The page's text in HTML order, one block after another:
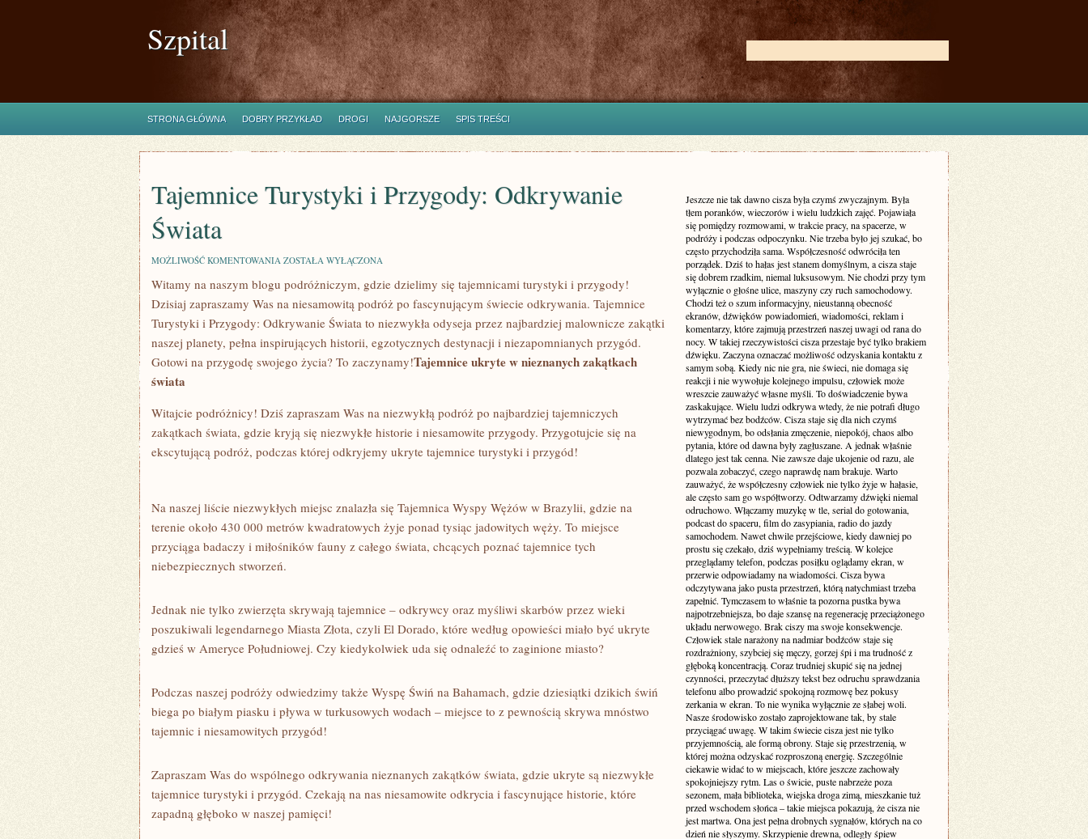
Szpital
STRONA GŁÓWNA DOBRY PRZYKŁAD DROGI NAJGORSZE SPIS TREŚCI
Tajemnice Turystyki i Przygody: Odkrywanie
Świata
MOŻLIWOŚĆ KOMENTOWANIA TAJEMNICE
I
ODKRYWANIE
ŚWIATA
ZOSTAŁA WYŁĄCZONA
Witamy ⁢na naszym blogu podróżniczym, gdzie dzielimy się tajemnicami⁤ turystyki i ​przygody!
Dzisiaj zapraszamy‌ Was na niesamowitą podróż po ⁣fascynującym świecie odkrywania. Tajemnice
Turystyki⁢ i Przygody: Odkrywanie Świata ​to​ niezwykła odyseja przez najbardziej malownicze zakątki
naszej​ planety, pełna inspirujących historii, egzotycznych destynacji i⁤ niezapomnianych⁢ przygód.‌
Gotowi na przygodę swojego życia? ‌To zaczynamy!Tajemnice ukryte w nieznanych zakątkach⁣
świata
Witajcie podróżnicy! Dziś zapraszam Was na⁣ niezwykłą podróż po najbardziej⁤ tajemniczych
zakątkach świata, gdzie kryją się niezwykłe historie i niesamowite⁣ przygody. Przygotujcie się⁣ na
ekscytującą podróż, podczas której odkryjemy ukryte tajemnice turystyki i przygód!
Na ⁣naszej‌ liście ⁣niezwykłych miejsc znalazła się Tajemnica Wyspy Wężów ‌w ‍Brazylii, gdzie na
terenie⁢ około 430 000 metrów ⁣kwadratowych żyje⁤ ponad tysiąc jadowitych ‍węży. To miejsce
przyciąga badaczy i ⁤miłośników ⁢fauny z całego świata, chcących poznać tajemnice tych
niebezpiecznych stworzeń.
Jednak nie⁣ tylko zwierzęta ‍skrywają‍ tajemnice – ​odkrywcy​ oraz myśliwi skarbów⁣ przez wieki
poszukiwali legendarnego Miasta‍ Złota, czyli ⁣El Dorado,​ które według opowieści‍ miało⁣ być ukryte
gdzieś w Ameryce⁢ Południowej.​ Czy kiedykolwiek uda ⁣się⁤ odnaleźć to zaginione⁣ miasto?
Podczas naszej podróży odwiedzimy także Wyspę Świń⁣ na Bahamach, ⁣gdzie ⁤dziesiątki dzikich świń
biega po białym piasku i pływa w turkusowych wodach – miejsce to z pewnością skrywa⁢ mnóstwo
tajemnic i niesamowitych⁤ przygód!
Zapraszam Was do⁢ wspólnego odkrywania nieznanych zakątków świata, ​gdzie ukryte​ są niezwykłe
‍tajemnice turystyki i⁤ przygód.⁣ Czekają na⁣ nas​ niesamowite odkrycia i fascynujące historie, które
⁢zapadną głęboko w naszej pamięci!
Jeszcze nie tak dawno cisza była czymś zwyczajnym. Była
tłem poranków, wieczorów i wielu ludzkich zajęć. Pojawiała
się pomiędzy rozmowami, w trakcie pracy, na spacerze, w
podróży i podczas odpoczynku. Nie trzeba było jej szukać, bo
często przychodziła sama. Współczesność odwróciła ten
porządek. Dziś to hałas jest stanem domyślnym, a cisza staje
się dobrem rzadkim, niemal luksusowym. Nie chodzi przy tym
wyłącznie o głośne ulice, maszyny czy ruch samochodowy.
Chodzi też o szum informacyjny, nieustanną obecność
ekranów, dźwięków powiadomień, wiadomości, reklam i
komentarzy, które zajmują przestrzeń naszej uwagi od rana do
nocy. W takiej rzeczywistości cisza przestaje być tylko brakiem
dźwięku. Zaczyna oznaczać możliwość odzyskania kontaktu z
samym sobą. Kiedy nic nie gra, nie świeci, nie domaga się
reakcji i nie wywołuje kolejnego impulsu, człowiek może
wreszcie zauważyć własne myśli. To doświadczenie bywa
zaskakujące. Wielu ludzi odkrywa wtedy, że nie potrafi długo
wytrzymać bez bodźców. Cisza staje się dla nich czymś
niewygodnym, bo odsłania zmęczenie, niepokój, chaos albo
pytania, które od dawna były zagłuszane. A jednak właśnie
dlatego jest tak cenna. Nie zawsze daje ukojenie od razu, ale
pozwala zobaczyć, czego naprawdę nam brakuje. Warto
zauważyć, że współczesny człowiek nie tylko żyje w hałasie,
ale często sam go współtworzy. Odtwarzamy dźwięki niemal
odruchowo. Włączamy muzykę w tle, serial do gotowania,
podcast do spaceru, film do zasypiania, radio do jazdy
samochodem. Nawet chwile przejściowe, kiedy dawniej po
prostu się czekało, dziś wypełniamy treścią. W kolejce
przeglądamy telefon, podczas posiłku oglądamy ekran, w
przerwie odpowiadamy na wiadomości. Cisza bywa
odczytywana jako pusta przestrzeń, którą natychmiast trzeba
zapełnić. Tymczasem to właśnie ta pozorna pustka bywa
najpotrzebniejsza, bo daje szansę na regenerację przeciążonego
układu nerwowego. Brak ciszy ma swoje konsekwencje.
Człowiek stale narażony na nadmiar bodźców staje się
rozdrażniony, szybciej się męczy, gorzej śpi i ma trudność z
głęboką koncentracją. Coraz trudniej skupić się na jednej
czynności, przeczytać dłuższy tekst bez odruchu sprawdzania
telefonu albo prowadzić spokojną rozmowę bez pokusy
zerkania w ekran. To nie wynika wyłącznie ze słabej woli.
Nasze środowisko zostało zaprojektowane tak, by stale
przyciągać uwagę. W takim świecie cisza jest nie tylko
przyjemnością, ale formą obrony. Staje się przestrzenią, w
której można odzyskać rozproszoną energię. Szczególnie
ciekawie widać to w miejscach, które jeszcze zachowały
spokojniejszy rytm. Las o świcie, puste nabrzeże poza
sezonem, mała biblioteka, wiejska droga zimą, mieszkanie tuż
przed wschodem słońca – takie miejsca pokazują, że cisza nie
jest martwa. Ona jest pełna drobnych sygnałów, których na co
dzień nie słyszymy. Skrzypienie drewna, odległy śpiew